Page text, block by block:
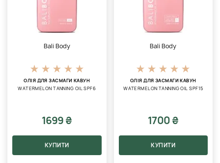
Bali Body
ОЛІЯ ДЛЯ ЗАСМАГИ КАВУН
WATERMELON TANNING OIL SPF6
1699 ₴
КУПИТИ
Bali Body
ОЛІЯ ДЛЯ ЗАСМАГИ КАВУН
WATERMELON TANNING OIL SPF15
1700 ₴
КУПИТИ